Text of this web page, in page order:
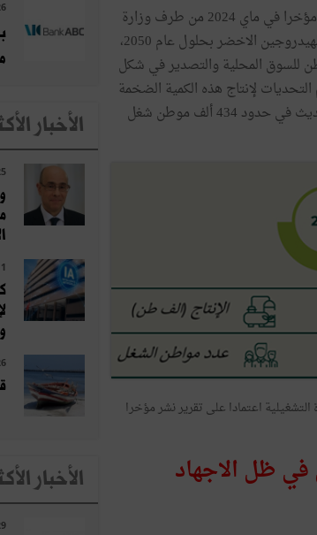
تم تلخيص أهداف خارطة الطريق 2025- 2050لإنتاج الهيدروجين الاخضر في تقرير نشر مؤخرا في ماي 2024 من طرف وزارة
. يتمثل الهدف الرئيسي في إنتاج حوالي 8.3 مليون طن من الهيدروجين الاخضر بحلول عام 2050،
طن للتصدير لأوروبا عبر خطوط الأنابيب وأكثر من 2 مليون طن للسوق المحلية والتصدير في شكل
احدى اهم التحديات لإنتاج هذه الكمية الضخمة
ألف موطن شغل
والقدرة التشغيلية اعتمادا على تقرير نشر مؤخرا
في ظل الاجهاد
الأخبار
الأخبار